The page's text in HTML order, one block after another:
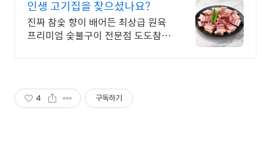
인생 고기집을 찾으셨나요?
진짜 참숯 향이 배어든 최상급 원육
프리미엄 숯불구이 전문점 도도참숯
4 구독하기